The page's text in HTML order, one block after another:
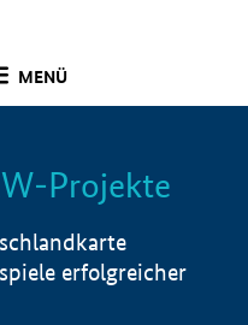
MENÜ
Info
Projekte
erfolgreicher